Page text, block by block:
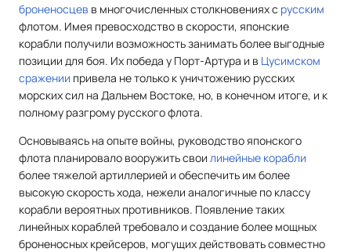
броненосцев в многочисленных столкновениях с русским
флотом. Имея превосходство в скорости, японские
корабли получили возможность занимать более выгодные
позиции для боя. Их победа у Порт-Артура и в Цусимском
сражении привела не только к уничтожению русских
морских сил на Дальнем Востоке, но, в конечном итоге, и к
полному разгрому русского флота.
Основываясь на опыте войны, руководство японского
флота планировало вооружить свои линейные корабли
более тяжелой артиллерией и обеспечить им более
высокую скорость хода, нежели аналогичные по классу
корабли вероятных противников. Появление таких
линейных кораблей требовало и создание более мощных
броненосных крейсеров, могущих действовать совместно